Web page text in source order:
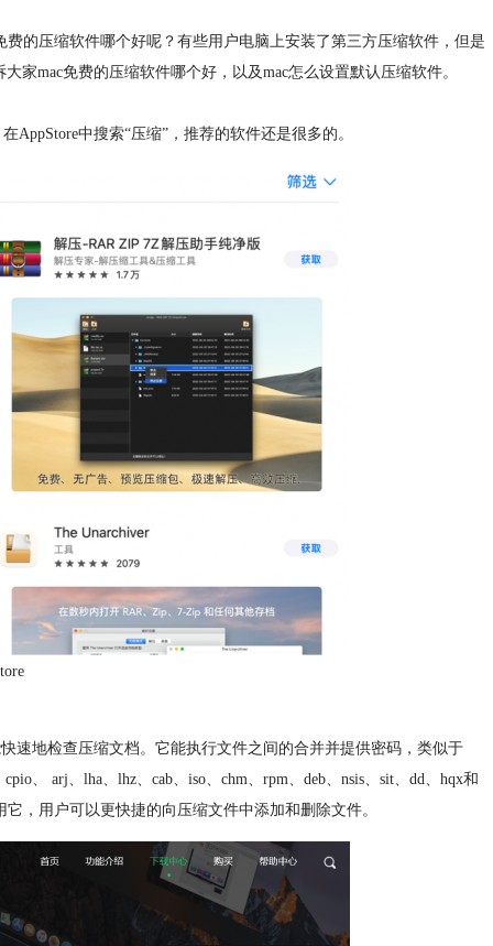
压缩软件哪个好呢？有些用户电脑上安装了第三方压缩软件，但是
家mac免费的压缩软件哪个好，以及mac怎么设置默认压缩软件。
中搜索“压缩”，推荐的软件还是很多的。
地检查压缩文档。它能执行文件之间的合并并提供密码，类似于
、 arj、lha、lhz、cab、iso、chm、rpm、deb、nsis、sit、dd、hqx和
，用户可以更快捷的向压缩文件中添加和删除文件。